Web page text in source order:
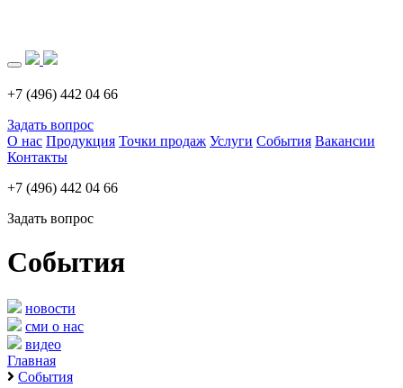
+7 (496) 442 04 66
Задать вопрос
О нас Продукция Точки продаж Услуги События Вакансии
Контакты
+7 (496) 442 04 66
Задать вопрос
События
новости
сми о нас
видео
Главная
События